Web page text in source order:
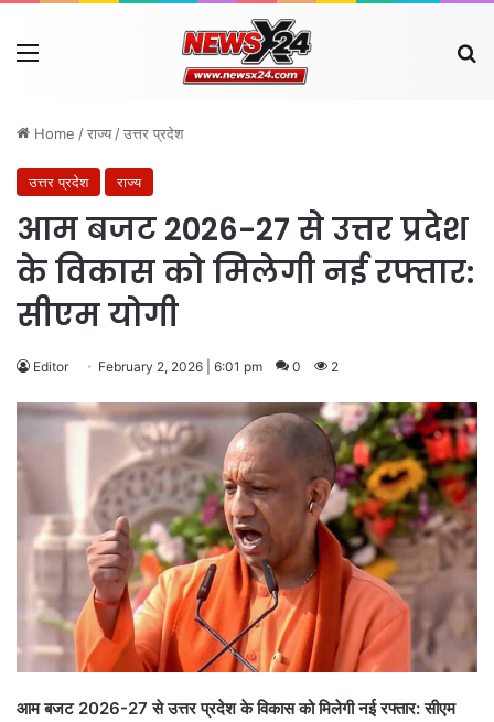
Menu
Home /राज्य /उत्तर प्रदेश
उत्तर प्रदेश राज्य
आम बजट 2026-27 से उत्तर प्रदेश
के विकास को मिलेगी नई रफ्तार:
सीएम योगी
Editor February 2, 2026 | 6:01 pm 0 2
आम बजट 2026-27 से उत्तर प्रदेश के विकास को मिलेगी नई रफ्तार: सीएम